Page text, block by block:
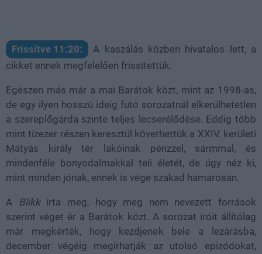
Frissítve 11:20:
A kaszálás közben hivatalos lett, a
cikket ennek megfelelően frissítettük.
Egészen más már a mai Barátok közt, mint az 1998-as,
de egy ilyen hosszú ideig futó sorozatnál elkerülhetetlen
a szereplőgárda szinte teljes lecserélődése. Eddig több
mint tízezer részen keresztül követhettük a XXIV. kerületi
Mátyás király tér lakóinak pénzzel, sármmal, és
mindenféle bonyodalmakkal teli életét, de úgy néz ki,
mint minden jónak, ennek is vége szakad hamarosan.
A Blikkírta meg, hogy meg nem nevezett források
szerint véget ér a Barátok közt. A sorozat íróit állítólag
már megkérték, hogy kezdjenek bele a lezárásba,
december végéig megírhatják az utolsó epizódokat,